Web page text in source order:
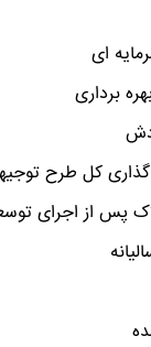
ای
برداری
گذاری کل طرح
پس از اجرای